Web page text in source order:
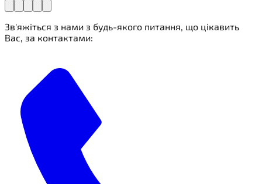
Зв'яжіться з нами з будь-якого питання, що цікавить
Вас, за контактами: